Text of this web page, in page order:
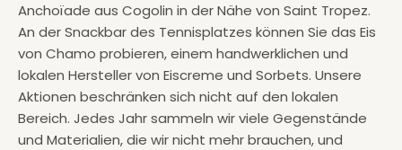
Anchoïade aus Cogolin in der Nähe von Saint Tropez.
An der Snackbar des Tennisplatzes können Sie das Eis
von Chamo probieren, einem handwerklichen und
lokalen Hersteller von Eiscreme und Sorbets. Unsere
Aktionen beschränken sich nicht auf den lokalen
Bereich. Jedes Jahr sammeln wir viele Gegenstände
und Materialien, die wir nicht mehr brauchen, und